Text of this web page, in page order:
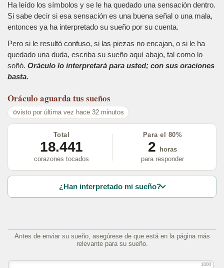
Ha leído los símbolos y se le ha quedado una sensación dentro.
Si sabe decir si esa sensación es una buena señal o una mala,
entonces ya ha interpretado su sueño por su cuenta.
Pero si le resultó confuso, si las piezas no encajan, o si le ha
quedado una duda, escriba su sueño aquí abajo, tal como lo
soñó. Oráculo lo interpretará para usted; con sus oraciones
basta.
Oráculo aguarda tus sueños
visto por última vez hace 32 minutos
Total
18.441
corazones tocados
Para el 80%
2
horas
para responder
¿Han interpretado mi sueño?
Antes de enviar su sueño, asegúrese de que está en la página más
relevante para su sueño.
1000